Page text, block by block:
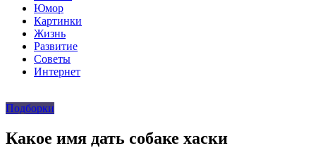
Юмор
Картинки
Жизнь
Развитие
Советы
Интернет
Подборки
Какое имя дать собаке хаски